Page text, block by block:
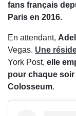
fans français
Paris en 2016.
En attendant,
Vegas. Une
York Post, elle
pour chaque
Colosseum.